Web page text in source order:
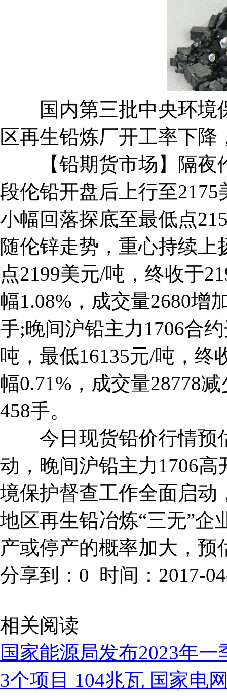
国内第三批中央环境
区再生铅炼厂开工率下降
【铅期货市场】隔夜
段伦铅开盘后上行至
小幅回落探底至最低点
随伦锌走势，重心持续上
点2199美元/吨，终收于
幅1.08%，成交量2680增
手;晚间沪铅主力1706合
吨，最低16135元/吨，终
幅0.71%，成交量28778
458手。
今日现货铅价行情预
动，晚间沪铅主力1706
境保护督查工作全面启动
地区再生铅冶炼“三无”企
产或停产的概率加大，
分享到： 0 时间：2017-
相关阅读
国家能源局发布2023年
3个项目 104兆瓦 国家电